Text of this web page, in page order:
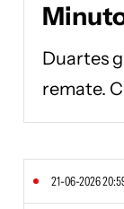
Duartes
remate.
21-06-2026